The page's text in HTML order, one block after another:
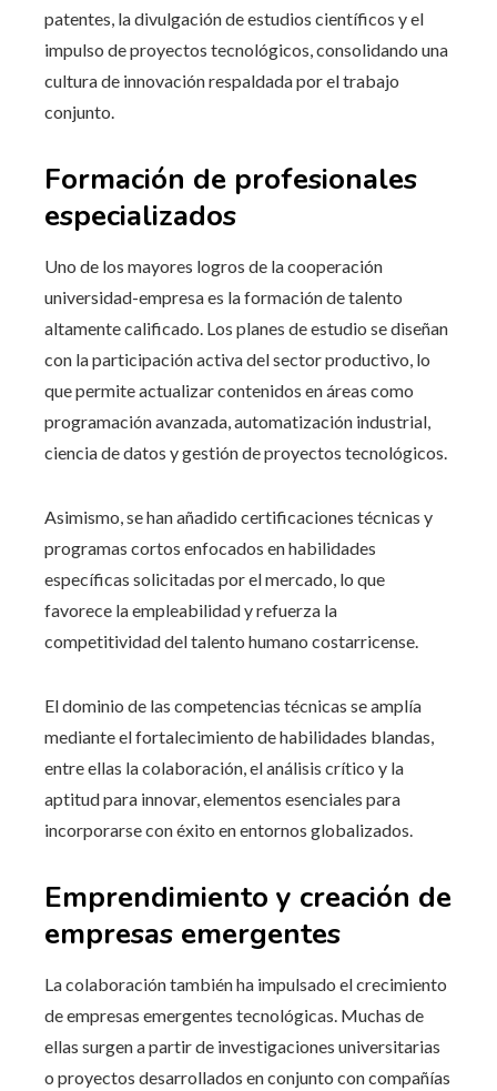
patentes, la divulgación de estudios científicos y el
impulso de proyectos tecnológicos, consolidando una
cultura de innovación respaldada por el trabajo
conjunto.
Formación de profesionales
especializados
Uno de los mayores logros de la cooperación
universidad-empresa es la formación de talento
altamente calificado. Los planes de estudio se diseñan
con la participación activa del sector productivo, lo
que permite actualizar contenidos en áreas como
programación avanzada, automatización industrial,
ciencia de datos y gestión de proyectos tecnológicos.
Asimismo, se han añadido certificaciones técnicas y
programas cortos enfocados en habilidades
específicas solicitadas por el mercado, lo que
favorece la empleabilidad y refuerza la
competitividad del talento humano costarricense.
El dominio de las competencias técnicas se amplía
mediante el fortalecimiento de habilidades blandas,
entre ellas la colaboración, el análisis crítico y la
aptitud para innovar, elementos esenciales para
incorporarse con éxito en entornos globalizados.
Emprendimiento y creación de
empresas emergentes
La colaboración también ha impulsado el crecimiento
de empresas emergentes tecnológicas. Muchas de
ellas surgen a partir de investigaciones universitarias
o proyectos desarrollados en conjunto con compañías